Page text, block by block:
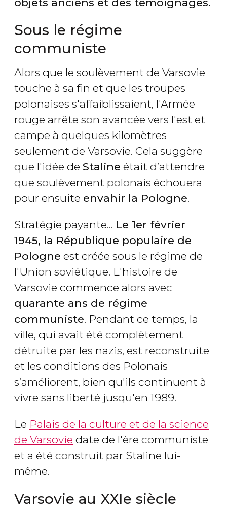
Sous le régime
communiste
Alors que le soulèvement de Varsovie
touche à sa fin et que les troupes
polonaises s'affaiblissaient, l'Armée
rouge arrête son avancée vers l'est et
campe à quelques kilomètres
seulement de Varsovie. Cela suggère
que l'idée de Staline était d’attendre
que soulèvement polonais échouera
pour ensuite envahir la Pologne.
Stratégie payante... Le 1er février
1945, la République populaire de
Pologne est créée sous le régime de
l'Union soviétique. L'histoire de
Varsovie commence alors avec
quarante ans de régime
communiste. Pendant ce temps, la
ville, qui avait été complètement
détruite par les nazis, est reconstruite
et les conditions des Polonais
s’améliorent, bien qu'ils continuent à
vivre sans liberté jusqu'en 1989.
Le Palais de la culture et de la science
de Varsovie date de l'ère communiste
et a été construit par Staline lui-
même.
Varsovie au XXIe siècle